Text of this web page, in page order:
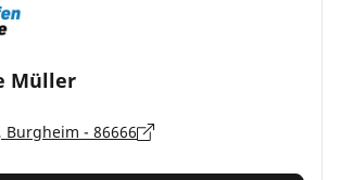
Müller
Burgheim - 86666